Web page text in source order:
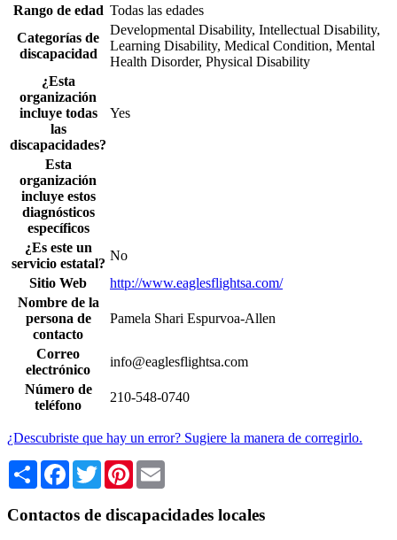
Rango de edad Todas las edades
Categorías de
discapacidad
Developmental Disability, Intellectual Disability,
Learning Disability, Medical Condition, Mental
Health Disorder, Physical Disability
¿Esta
organización
incluye todas
las
discapacidades?
Yes
Esta
organización
incluye estos
diagnósticos
específicos
¿Es este un
servicio estatal?
No
Sitio Web
http://www.eaglesflightsa.com/
Nombre de la
persona de
contacto
Pamela Shari Espurvoa-Allen
Correo
electrónico
info@eaglesflightsa.com
Número de
teléfono
210-548-0740
¿Descubriste que hay un error? Sugiere la manera de corregirlo.
Share Facebook
TwitterPinterest
Contactos de discapacidades locales